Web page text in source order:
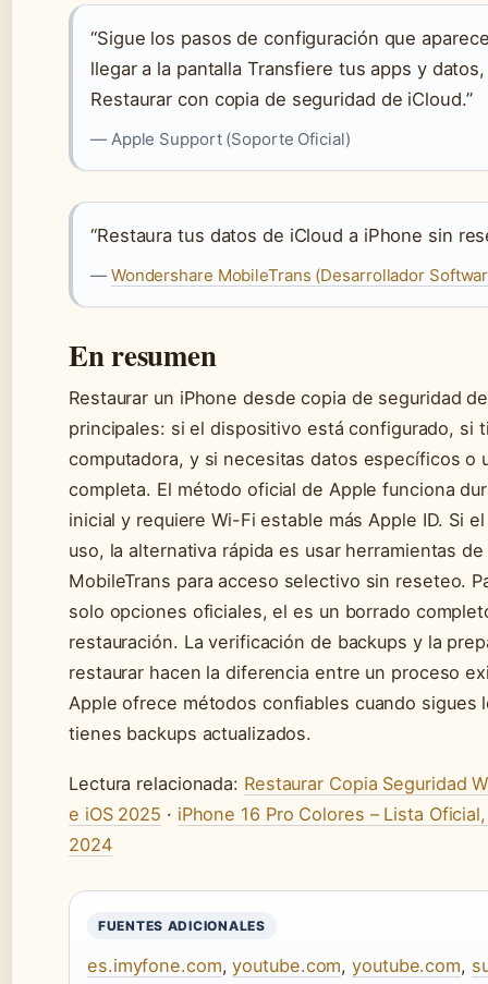
“Sigue los pasos de configuración que
llegar a la pantalla Transfiere tus apps y
Restaurar con copia de seguridad de iCloud.”
— Apple Support (Soporte Oficial)
“Restaura tus datos de iCloud a iPhone sin
— Wondershare MobileTrans (Desarrollador
En resumen
Restaurar un iPhone desde copia de seguridad
principales: si el dispositivo está configurado, si
computadora, y si necesitas datos específicos o
completa. El método oficial de Apple funciona
inicial y requiere Wi-Fi estable más Apple ID. Si
uso, la alternativa rápida es usar herramientas
MobileTrans para acceso selectivo sin reseteo.
solo opciones oficiales, el es un borrado
restauración. La verificación de backups y la
restaurar hacen la diferencia entre un proceso
Apple ofrece métodos confiables cuando sigues
tienes backups actualizados.
Lectura relacionada: Restaurar Copia Seguridad
e iOS 2025 · iPhone 16 Pro Colores – Lista
2024
FUENTES ADICIONALES
es.imyfone.com,youtube.com,youtube.com,